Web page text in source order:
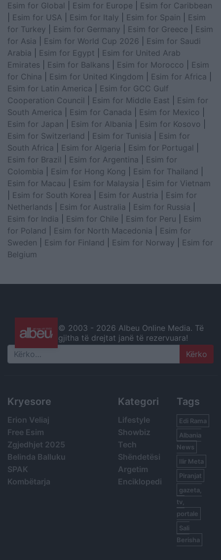
Esim for Global Esim for Europe
Esim for Caribbean
Esim for USA Esim for Italy Esim for Spain
Esim
for Turkey
Esim for Germany Esim for Greece
Esim
for Asia
Esim for World Cup 2026
Esim for Saudi
Arabia
Esim for Egypt
Esim for United Arab
Emirates
Esim for Balkans Esim for Morocco
Esim
for China
Esim for United Kingdom Esim for Africa
Esim for Latin America
Esim for GCC Gulf
Cooperation Council
Esim for Middle East
Esim for
South America
Esim for Canada Esim for Mexico
Esim for Japan
Esim for Albania Esim for Kosovo
Esim for Switzerland
Esim for Tunisia
Esim for
South Africa
Esim for Algeria Esim for Portugal
Esim for Brazil
Esim for Argentina
Esim for
Colombia
Esim for Hong Kong Esim for Thailand
Esim for Macau
Esim for Malaysia
Esim for Vietnam
Esim for South Korea Esim for Austria
Esim for
Netherlands
Esim for Australia Esim for Russia
Esim for India
Esim for Chile Esim for Peru
Esim
for Poland
Esim for North Macedonia
Esim for
Sweden
Esim for Finland Esim for Norway
Esim for
Belgium
© 2003 - 2026 Albeu Online Media. Të
gjitha të drejtat janë të rezervuara!
Search
Kryesore
Erion Veliaj
Free Esim
Zgjedhjet 2025
Belinda Balluku
SPAK
Kombëtarja
Kategori
Lifestyle
Showbiz
Tech
Shëndetësi
Argetim
Enciklopedi
Tags
Edi Rama
Albania
News
Ilir Meta
Piranjat
gazeta,
tv,
portale
Sali
Berisha